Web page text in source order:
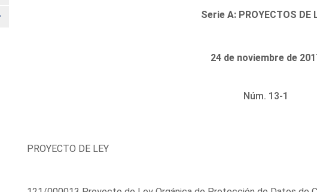
Alternar Serie A: PROYECTOS DE
24 de noviembre de
Núm. 13-1
PROYECTO DE LEY